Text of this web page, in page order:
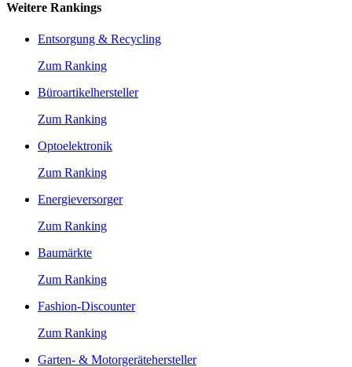
Weitere Rankings
Entsorgung & Recycling
Zum Ranking
Büroartikelhersteller
Zum Ranking
Optoelektronik
Zum Ranking
Energieversorger
Zum Ranking
Baumärkte
Zum Ranking
Fashion-Discounter
Zum Ranking
Garten- & Motorgerätehersteller